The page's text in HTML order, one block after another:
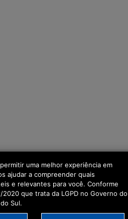
uma melhor experiência em
ajudar a compreender quais
e relevantes para você. Conforme
2020 que trata da LGPD no Governo do
Sul.